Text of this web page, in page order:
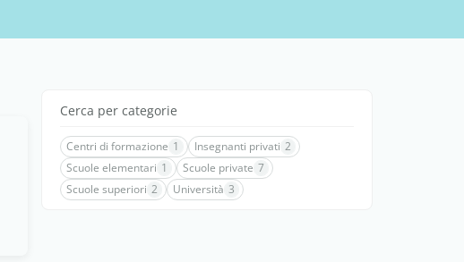
Cerca per categorie
Centri di formazione 1 Insegnanti privati 2
Scuole elementari 1 Scuole private 7
Scuole superiori 2 Università 3